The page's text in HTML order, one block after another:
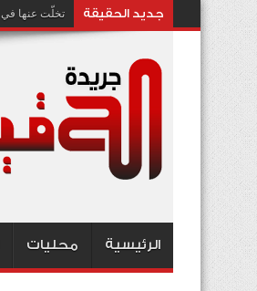
جديد الحقيقة تخلّت عنها في 2021.. ميتا تعيد إحياء تقنية تثير الجدل بشأن انتهاك الخصوصية
الرئيسية محليات